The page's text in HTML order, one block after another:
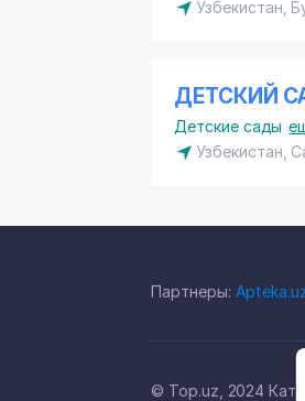
Узбекистан,
ДЕТСКИЙ
Детские сады
Узбекистан,
Партнеры:
© Top.uz, 2024